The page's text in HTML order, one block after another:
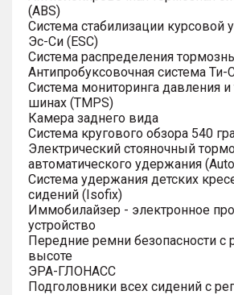
(ABS)
Система стабилизации курсовой
Эс-Си (ESC)
Система распределения
Антипробуксовочная система Ти-
Система мониторинга давления
шинах (TMPS)
Камера заднего вида
Система кругового обзора 540
Электрический стояночный
автоматического удержания
Система удержания детских
сидений (Isofix)
Иммобилайзер - электронное
устройство
Передние ремни безопасности с
высоте
ЭРА-ГЛОНАСС
Подголовники всех сидений с